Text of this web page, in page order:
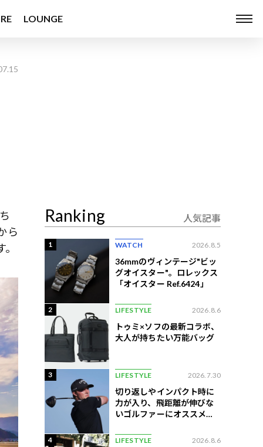
LOUNGE
ら
Ranking 人気記事
1 WATCH 2026.8.5
36mmのヴィンテージ"ビッ
グオイスター"。ロレックス
「オイスター Ref.6424」
2 LIFESTYLE 2026.8.6
トゥミ×ソフの最新コラボ、
大人が持ちたい万能バッグ
3 LIFESTYLE 2026.7.30
切り返しやインパクト時に
力が入り、飛距離が伸びな
いゴルファーにオススメの
4 LIFESTYLE 2026.8.6